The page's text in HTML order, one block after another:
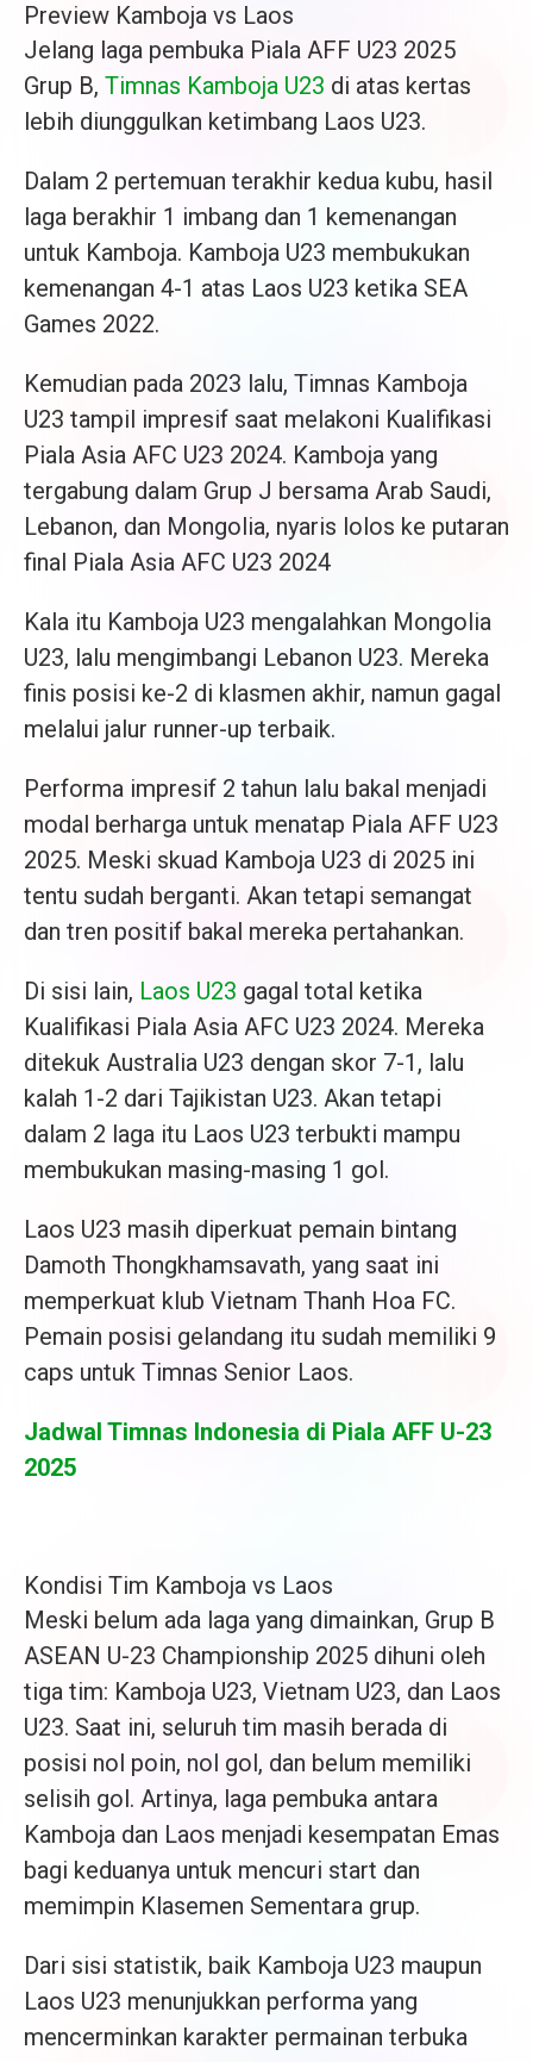
Preview Kamboja vs Laos
Jelang laga pembuka Piala AFF U23 2025
Grup B, Timnas Kamboja U23 di atas kertas
lebih diunggulkan ketimbang Laos U23.
Dalam 2 pertemuan terakhir kedua kubu, hasil
laga berakhir 1 imbang dan 1 kemenangan
untuk Kamboja. Kamboja U23 membukukan
kemenangan 4-1 atas Laos U23 ketika SEA
Games 2022.
Kemudian pada 2023 lalu, Timnas Kamboja
U23 tampil impresif saat melakoni Kualifikasi
Piala Asia AFC U23 2024. Kamboja yang
tergabung dalam Grup J bersama Arab Saudi,
Lebanon, dan Mongolia, nyaris lolos ke putaran
final Piala Asia AFC U23 2024
Kala itu Kamboja U23 mengalahkan Mongolia
U23, lalu mengimbangi Lebanon U23. Mereka
finis posisi ke-2 di klasmen akhir, namun gagal
melalui jalur runner-up terbaik.
Performa impresif 2 tahun lalu bakal menjadi
modal berharga untuk menatap Piala AFF U23
2025. Meski skuad Kamboja U23 di 2025 ini
tentu sudah berganti. Akan tetapi semangat
dan tren positif bakal mereka pertahankan.
Di sisi lain, Laos U23 gagal total ketika
Kualifikasi Piala Asia AFC U23 2024. Mereka
ditekuk Australia U23 dengan skor 7-1, lalu
kalah 1-2 dari Tajikistan U23. Akan tetapi
dalam 2 laga itu Laos U23 terbukti mampu
membukukan masing-masing 1 gol.
Laos U23 masih diperkuat pemain bintang
Damoth Thongkhamsavath, yang saat ini
memperkuat klub Vietnam Thanh Hoa FC.
Pemain posisi gelandang itu sudah memiliki 9
caps untuk Timnas Senior Laos.
Jadwal Timnas Indonesia di Piala AFF U-23
2025
Kondisi Tim Kamboja vs Laos
Meski belum ada laga yang dimainkan, Grup B
ASEAN U-23 Championship 2025 dihuni oleh
tiga tim: Kamboja U23, Vietnam U23, dan Laos
U23. Saat ini, seluruh tim masih berada di
posisi nol poin, nol gol, dan belum memiliki
selisih gol. Artinya, laga pembuka antara
Kamboja dan Laos menjadi kesempatan Emas
bagi keduanya untuk mencuri start dan
memimpin Klasemen Sementara grup.
Dari sisi statistik, baik Kamboja U23 maupun
Laos U23 menunjukkan performa yang
mencerminkan karakter permainan terbuka